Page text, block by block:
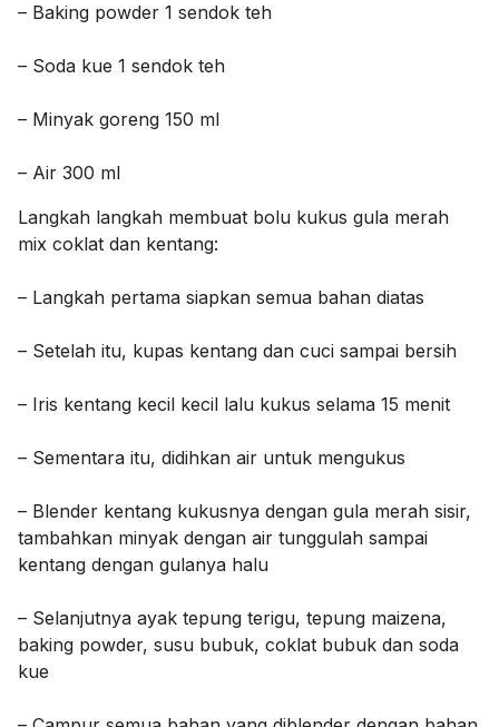
– Baking powder 1 sendok teh
– Soda kue 1 sendok teh
– Minyak goreng 150 ml
– Air 300 ml
Langkah langkah membuat bolu kukus gula merah
mix coklat dan kentang:
– Langkah pertama siapkan semua bahan diatas
– Setelah itu, kupas kentang dan cuci sampai bersih
– Iris kentang kecil kecil lalu kukus selama 15 menit
– Sementara itu, didihkan air untuk mengukus
– Blender kentang kukusnya dengan gula merah sisir,
tambahkan minyak dengan air tunggulah sampai
kentang dengan gulanya halu
– Selanjutnya ayak tepung terigu, tepung maizena,
baking powder, susu bubuk, coklat bubuk dan soda
kue